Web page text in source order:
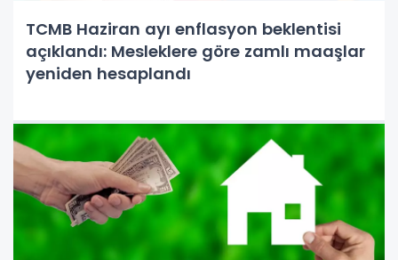
TCMB Haziran ayı enflasyon beklentisi
açıklandı: Mesleklere göre zamlı maaşlar
yeniden hesaplandı